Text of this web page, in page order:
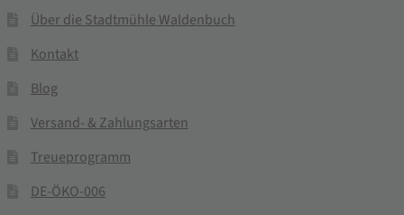
Über die Stadtmühle Waldenbuch
Kontakt
Blog
Versand- & Zahlungsarten
Treueprogramm
DE-ÖKO-006